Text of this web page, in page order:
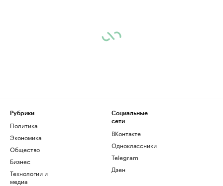
Рубрики
Политика
Экономика
Общество
Бизнес
Технологии и
медиа
Социальные
сети
ВКонтакте
Одноклассники
Telegram
Дзен